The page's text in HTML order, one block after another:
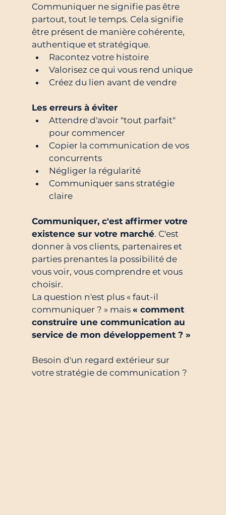
Communiquer ne signifie pas être
partout, tout le temps. Cela signifie
être présent de manière cohérente,
authentique et stratégique.
Racontez votre histoire
Valorisez ce qui vous rend unique
Créez du lien avant de vendre
Les erreurs à éviter
Attendre d'avoir "tout parfait"
pour commencer
Copier la communication de vos
concurrents
Négliger la régularité
Communiquer sans stratégie
claire
Communiquer, c'est affirmer votre
existence sur votre marché. C'est
donner à vos clients, partenaires et
parties prenantes la possibilité de
vous voir, vous comprendre et vous
choisir.
La question n'est plus « faut-il
communiquer ? » mais « comment
construire une communication au
service de mon développement ? »
Besoin d'un regard extérieur sur
votre stratégie de communication ?